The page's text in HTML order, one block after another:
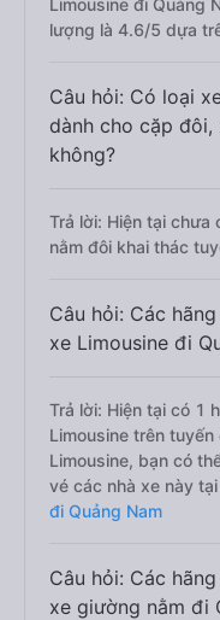
Limousine đi Quảng
lượng là 4.6/5 dựa
Câu hỏi: Có loại
dành cho cặp đôi,
không?
Trả lời: Hiện tại chưa
nằm đôi khai thác
Câu hỏi: Các
xe Limousine đi
Trả lời: Hiện tại có 1
Limousine trên
Limousine, bạn có
vé các nhà xe này
đi Quảng Nam
Câu hỏi: Các
xe giường nằm đi